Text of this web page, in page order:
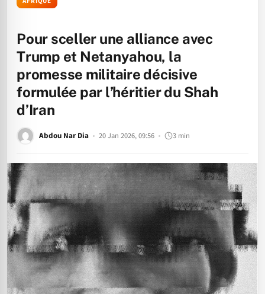
Pour sceller une alliance avec
Trump et Netanyahou, la
promesse militaire décisive
formulée par l’héritier du Shah
d’Iran
Abdou Nar Dia 20 Jan 2026, 09:56 3 min